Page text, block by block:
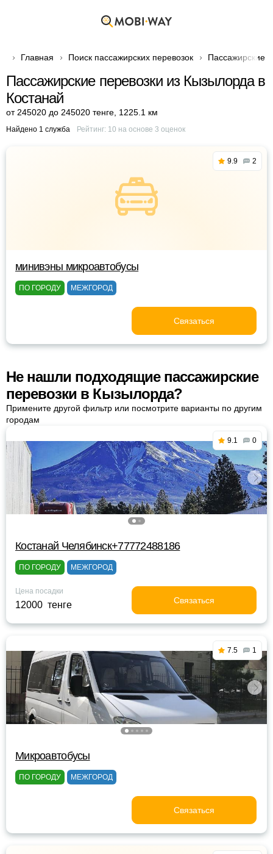
Главная Поиск пассажирских перевозок Пассажирские
Пассажирские перевозки из Кызылорда в
Костанай
от 245020 до 245020 тенге 1225.1 км
Найдено 1 служба Рейтинг: 10 на основе 3 оценок
9.9 2
минивэны микроавтобусы
ПО ГОРОДУ МЕЖГОРОД
Связаться
Не нашли подходящие пассажирские
перевозки в Кызылорда?
Примените другой фильтр или посмотрите варианты по другим
городам
9.1 0
Костанай Челябинск+77772488186
ПО ГОРОДУ МЕЖГОРОД
Цена посадки
12000 тенге Связаться
7.5 1
Микроавтобусы
ПО ГОРОДУ МЕЖГОРОД
Связаться